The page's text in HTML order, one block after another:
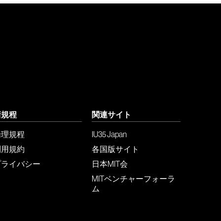
程
規程
規約
イバシー
関連サイト
IU35 Japan
各国版サイト
日本MIT会
MITベンチャーフォーラ
ム